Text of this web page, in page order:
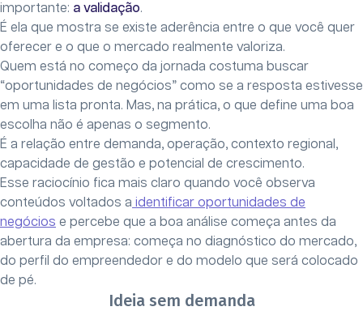
importante: a validação.
É ela que mostra se existe aderência entre o que você quer
oferecer e o que o mercado realmente valoriza.
Quem está no começo da jornada costuma buscar
“oportunidades de negócios” como se a resposta estivesse
em uma lista pronta. Mas, na prática, o que define uma boa
escolha não é apenas o segmento.
É a relação entre demanda, operação, contexto regional,
capacidade de gestão e potencial de crescimento.
Esse raciocínio fica mais claro quando você observa
conteúdos voltados a identificar oportunidades de
negócios e percebe que a boa análise começa antes da
abertura da empresa: começa no diagnóstico do mercado,
do perfil do empreendedor e do modelo que será colocado
de pé.
Ideia sem demanda